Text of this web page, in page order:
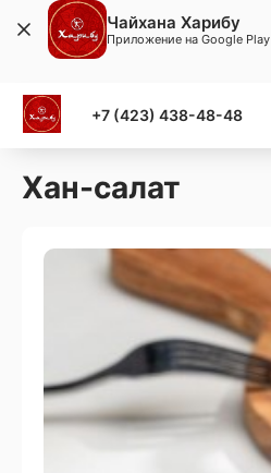
+7 (423) 438-48-48
Хан-салат
Чайхана Харибу
Приложение на Google Play